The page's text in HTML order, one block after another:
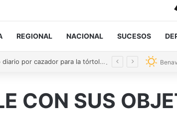
REGIONAL NACIONAL SUCESOS
La Junta fija en 6 el cupo diario por cazador para la tórtola y regula la media veda de 2026 en Castilla y León
CON SUS